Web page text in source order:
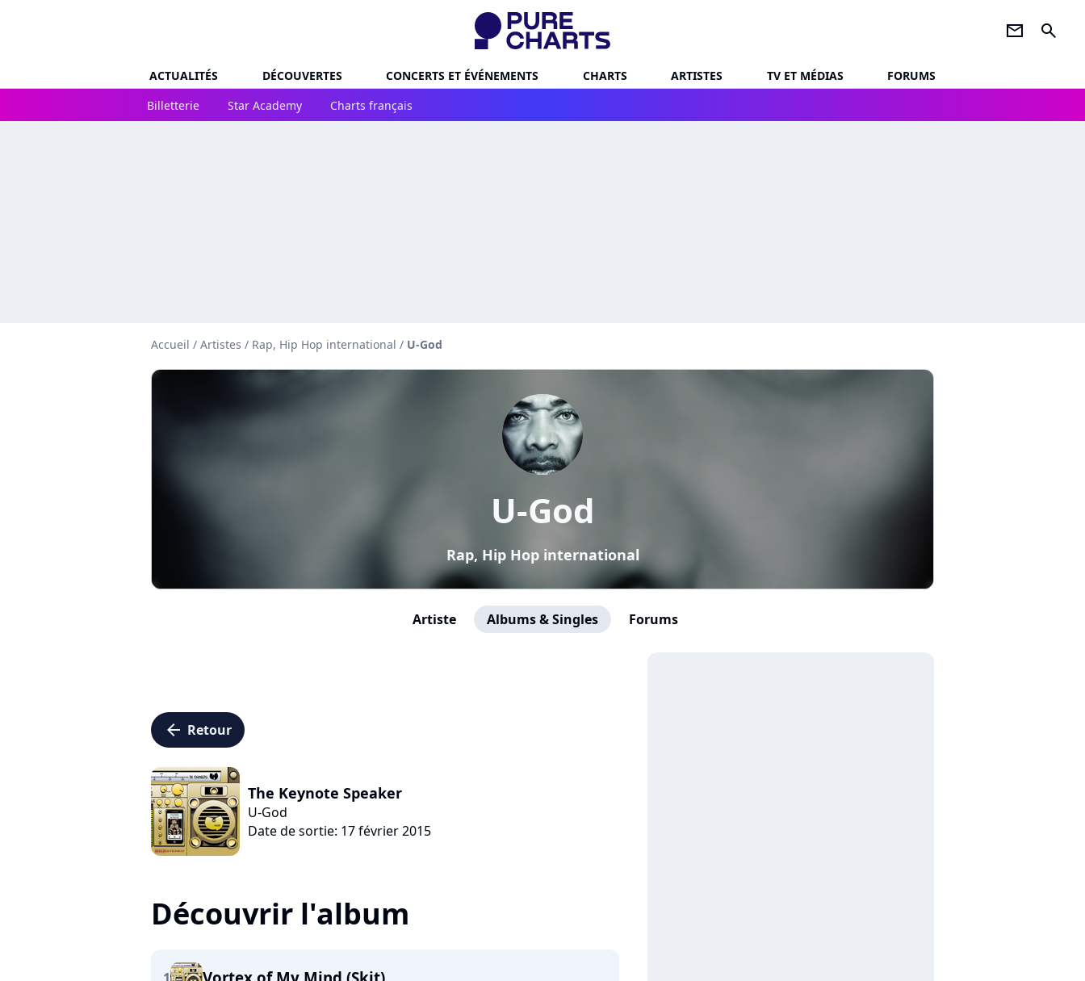
newsletter search
ACTUALITÉS DÉCOUVERTES CONCERTS ET ÉVÉNEMENTS CHARTS ARTISTES TV ET MÉDIAS
FORUMS
Billetterie
Star Academy Charts français
Accueil / Artistes / Rap, Hip Hop international / U-God
U-God
Rap, Hip Hop international
Artiste Albums & Singles Forums
arrow_left Retour
The Keynote Speaker
U-God
Date de sortie: 17 février 2015
Découvrir l'album